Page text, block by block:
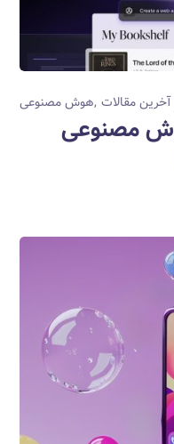
آخرین مقالات هوش مصنوعی
مصنوعی